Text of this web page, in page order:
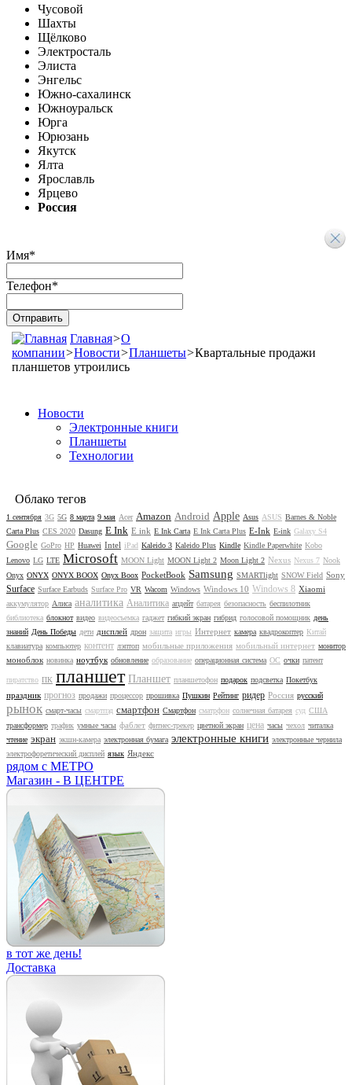
Чусовой
Шахты
Щёлково
Электросталь
Элиста
Энгельс
Южно-сахалинск
Южноуральск
Юрга
Юрюзань
Якутск
Ялта
Ярославль
Ярцево
Россия
Имя*
Телефон*
Главная>О
компании>Новости>Планшеты>Квартальные продажи
планшетов утроились
Новости
Электронные книги
Планшеты
Технологии
Облако тегов
1 сентября 3G 5G 8 марта 9 мая Acer Amazon Android Apple Asus ASUS Barnes & Noble
Carta Plus CES 2020 Dasung E Ink E ink E Ink Carta E Ink Carta Plus E-Ink E-ink Galaxy S4
Google GoPro HP Huawei Intel iPad Kaleido 3 Kaleido Plus Kindle Kindle Paperwhite Kobo
Lenovo LG LTE Microsoft MOON Light MOON Light 2 Moon Light 2 Nexus Nexus 7 Nook
Onyx ONYX ONYX BOOX Onyx Boox PocketBook Samsung SMARTlight SNOW Field Sony
Surface Surface Earbuds Surface Pro VR Wacom Windows Windows 10 Windows 8 Xiaomi
аккумулятор Алиса аналитика Аналитика апдейт батарея безопасность беспилотник
библиотека блокнот видео видеосъемка гаджет гибкий экран гибрид голосовой помощник день
знаний День Победы дети дисплей дрон защита игры Интернет камера квадрокоптер Китай
клавиатура компьютер контент лэптоп мобильные приложения мобильный интернет монитор
моноблок новинка ноутбук обновление образование операционная система ОС очки патент
пиратство ПК планшет Планшет планшетофон подарок подсветка Покетбук
праздник прогноз продажи процессор прошивка Пушкин Рейтинг ридер Россия русский
рынок смарт-часы смартпэд смартфон Смартфон сматрфон солнечная батарея суд США
трансформер трафик умные часы фаблет фитнес-трекер цветной экран цена часы чехол читалка
чтение экран экшн-камера электронная бумага электронные книги электронные чернила
электрофоретический дисплей язык Яндекс
рядом с МЕТРО
Магазин - В ЦЕНТРЕ
в тот же день!
Доставка